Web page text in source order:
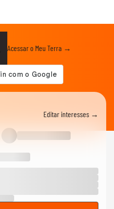
Acessar o Meu Terra →
Editar interesses →